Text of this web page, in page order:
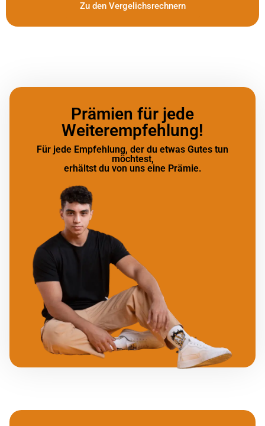
Zu den Vergelichsrechnern
Prämien für jede
Weiterempfehlung!
Für jede Empfehlung, der du etwas Gutes tun
möchtest,
erhältst du von uns eine Prämie.